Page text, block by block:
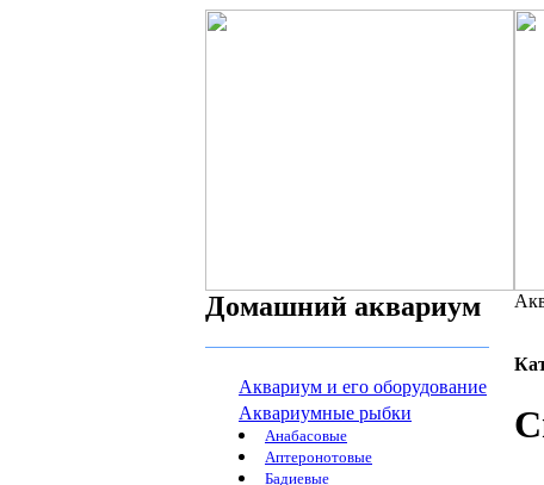
Домашний аквариум
Аквариум и его оборудование
Аквариумные рыбки
Анабасовые
Аптеронотовые
Бадиевые